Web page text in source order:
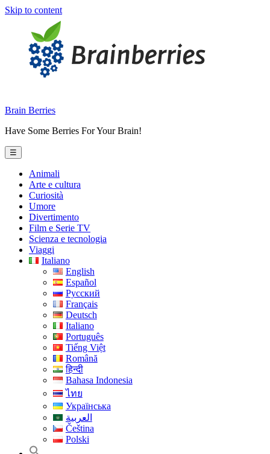
Skip to content
Brain Berries
Have Some Berries For Your Brain!
☰
Animali
Arte e cultura
Curiosità
Umore
Divertimento
Film e Serie TV
Scienza e tecnologia
Viaggi
Italiano
English
Español
Русский
Français
Deutsch
Italiano
Português
Tiếng Việt
Română
हिन्दी
Bahasa Indonesia
ไทย
Українська
العربية
Čeština
Polski